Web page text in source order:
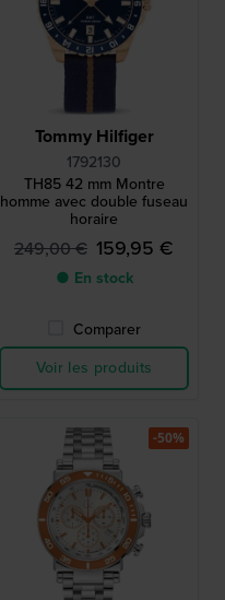
Tommy Hilfiger
1792130
TH85 42 mm Montre
homme avec double fuseau
horaire
249,00 € 159,95 €
● En stock
Comparer
Voir les produits
-50%